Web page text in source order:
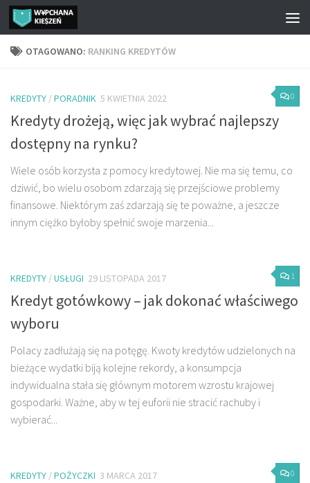
Przejdź do treści
OTAGOWANO: RANKING KREDYTÓW
0
KREDYTY /PORADNIK 5 KWIETNIA 2022
Kredyty drożeją, więc jak wybrać najlepszy
dostępny na rynku?
Wiele osób korzysta z pomocy kredytowej. Nie ma się temu, co
dziwić, bo wielu osobom zdarzają się przejściowe problemy
finansowe. Niektórym zaś zdarzają się te poważne, a jeszcze
innym ciężko byłoby spełnić swoje marzenia...
1
KREDYTY /USŁUGI 29 LISTOPADA 2017
Kredyt gotówkowy – jak dokonać właściwego
wyboru
Polacy zadłużają się na potęgę. Kwoty kredytów udzielonych na
bieżące wydatki biją kolejne rekordy, a konsumpcja
indywidualna stała się głównym motorem wzrostu krajowej
gospodarki. Ważne, aby w tej euforii nie stracić rachuby i
wybierać...
0
KREDYTY /POŻYCZKI 3 MARCA 2017